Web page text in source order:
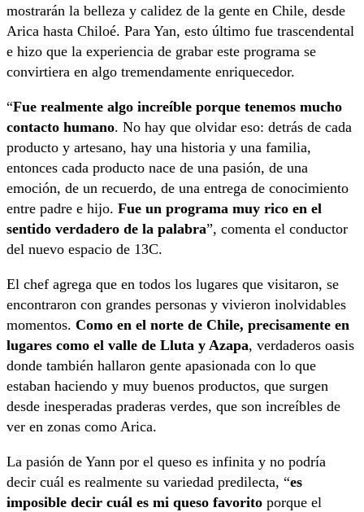
mostrarán la belleza y calidez de la gente en Chile, desde
Arica hasta Chiloé. Para Yan, esto último fue trascendental
e hizo que la experiencia de grabar este programa se
convirtiera en algo tremendamente enriquecedor.
“Fue realmente algo increíble porque tenemos mucho
contacto humano. No hay que olvidar eso: detrás de cada
producto y artesano, hay una historia y una familia,
entonces cada producto nace de una pasión, de una
emoción, de un recuerdo, de una entrega de conocimiento
entre padre e hijo. Fue un programa muy rico en el
sentido verdadero de la palabra”, comenta el conductor
del nuevo espacio de 13C.
El chef agrega que en todos los lugares que visitaron, se
encontraron con grandes personas y vivieron inolvidables
momentos. Como en el norte de Chile, precisamente en
lugares como el valle de Lluta y Azapa, verdaderos oasis
donde también hallaron gente apasionada con lo que
estaban haciendo y muy buenos productos, que surgen
desde inesperadas praderas verdes, que son increíbles de
ver en zonas como Arica.
La pasión de Yann por el queso es infinita y no podría
decir cuál es realmente su variedad predilecta, “es
imposible decir cuál es mi queso favorito porque el